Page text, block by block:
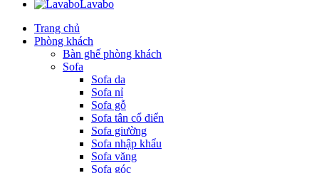
Lavabo
Trang chủ
Phòng khách
Bàn ghế phòng khách
Sofa
Sofa da
Sofa nỉ
Sofa gỗ
Sofa tân cổ điển
Sofa giường
Sofa nhập khẩu
Sofa văng
Sofa góc